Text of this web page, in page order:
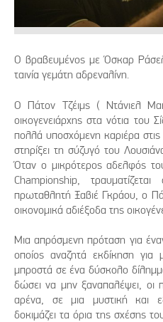
Ο βραβευμένος με Όσκαρ
ταινία γεμάτη αδρεναλίνη.
Ο Πάτον Τζέιμς ( Ντάνιελ
οικογενειάρχης στα νότια του
πολλά υποσχόμενη καριέρα στις
στηρίξει τη σύζυγό του
Όταν ο μικρότερος αδελφός
Championship,
πρωταθλητή Ξαβιέ Γκράου, ο
οικονομικά αδιέξοδα της
Μια απρόσμενη πρόταση για
οποίος αναζητά εκδίκηση
μπροστά σε ένα δύσκολο
δώσει να μην ξαναπαλέψει, οι
αρένα, σε μια μυστική και
δοκιμάζει τα όρια της σχέσης